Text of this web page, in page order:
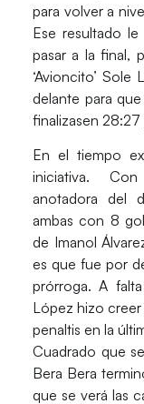
para volver a
Ese resultado
pasar a la final,
‘Avioncito’
delante para
finalizasen 28:27
En el tiempo
iniciativa.
anotadora del
ambas con 8
de Imanol
es que fue por
prórroga. A
López hizo creer
penaltis en la
Cuadrado que
Bera Bera
que se verá las